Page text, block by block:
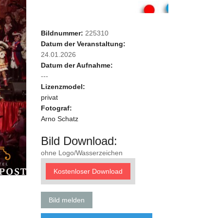
Bildnummer: 225310
Datum der Veranstaltung:
24.01.2026
Datum der Aufnahme:
---
Lizenzmodel:
privat
Fotograf:
Arno Schatz
Bild Download:
ohne Logo/Wasserzeichen
Kostenloser Download
Bild melden